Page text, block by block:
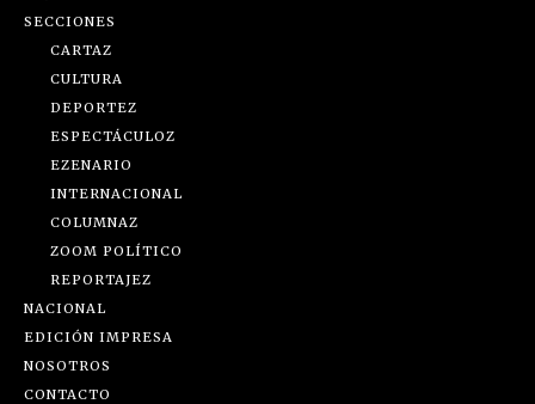
SECCIONES
CARTAZ
CULTURA
DEPORTEZ
ESPECTÁCULOZ
EZENARIO
INTERNACIONAL
COLUMNAZ
ZOOM POLÍTICO
REPORTAJEZ
NACIONAL
EDICIÓN IMPRESA
NOSOTROS
CONTACTO